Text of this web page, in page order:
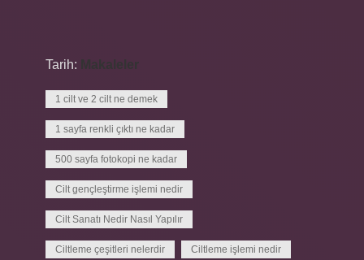
Tarih: Makaleler
1 cilt ve 2 cilt ne demek
1 sayfa renkli çıktı ne kadar
500 sayfa fotokopi ne kadar
Cilt gençleştirme işlemi nedir
Cilt Sanatı Nedir Nasıl Yapılır
Ciltleme çeşitleri nelerdir Ciltleme işlemi nedir